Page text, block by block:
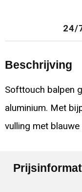
24/
Beschrijving
Softtouch balpen
aluminium. Met
vulling met